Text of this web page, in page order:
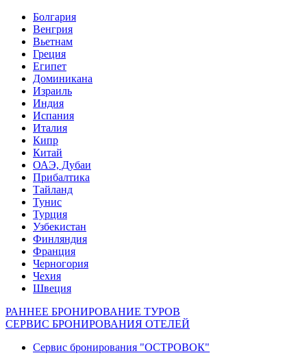
Болгария
Венгрия
Вьетнам
Греция
Египет
Доминикана
Израиль
Индия
Испания
Италия
Кипр
Китай
ОАЭ, Дубаи
Прибалтика
Тайланд
Тунис
Турция
Узбекистан
Финляндия
Франция
Черногория
Чехия
Швеция
РАННЕЕ БРОНИРОВАНИЕ ТУРОВ
СЕРВИС БРОНИРОВАНИЯ ОТЕЛЕЙ
Сервис бронирования "ОСТРОВОК"